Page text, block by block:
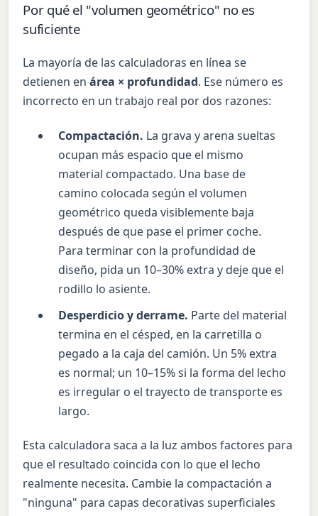
Por qué el "volumen geométrico" no es
suficiente
La mayoría de las calculadoras en línea se
detienen enárea × profundidad. Ese número es
incorrecto en un trabajo real por dos razones:
Compactación. La grava y arena sueltas
ocupan más espacio que el mismo
material compactado. Una base de
camino colocada según el volumen
geométrico queda visiblemente baja
después de que pase el primer coche.
Para terminar con la profundidad de
diseño, pida un 10–30% extra y deje que el
rodillo lo asiente.
Desperdicio y derrame. Parte del material
termina en el césped, en la carretilla o
pegado a la caja del camión. Un 5% extra
es normal; un 10–15% si la forma del lecho
es irregular o el trayecto de transporte es
largo.
Esta calculadora saca a la luz ambos factores para
que el resultado coincida con lo que el lecho
realmente necesita. Cambie la compactación a
"ninguna" para capas decorativas superficiales